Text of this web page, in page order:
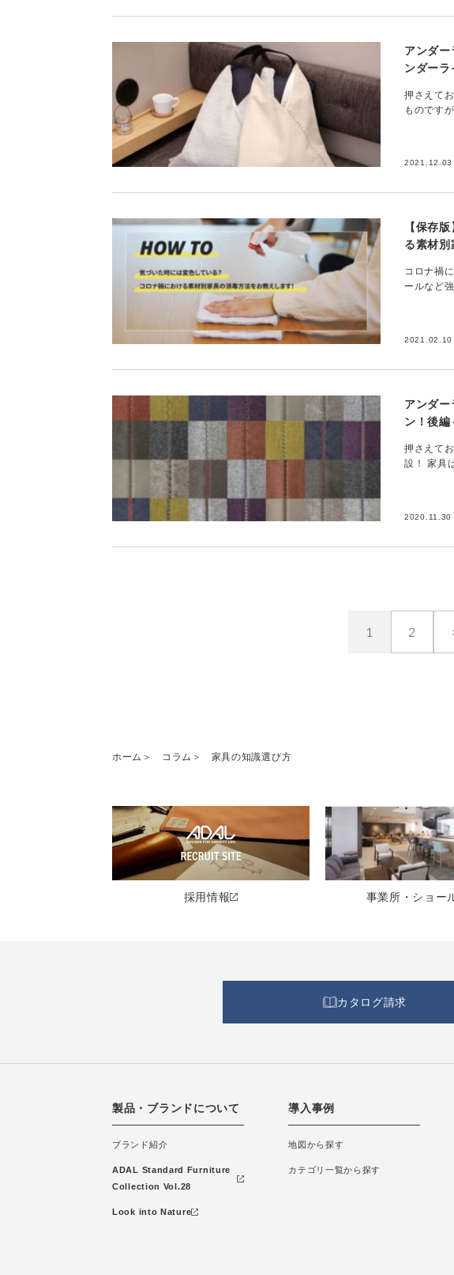
アンダ
ンダーラ
押さえて
ものです
2021.12.03
【保存
る素材別
コロナ禍
ールなど
2021.02.10
アンダ
ン！後編
押さえて
設！ 家具
2020.11.30
1 2
ホーム コラム 家具の知識選び方
採用情報 事業所・ショー
カタログ請求
製品・ブランドについて
ブランド紹介
ADAL Standard Furniture
Collection Vol.28
Look into Nature
導入事例
地図から探す
カテゴリ一覧から探す